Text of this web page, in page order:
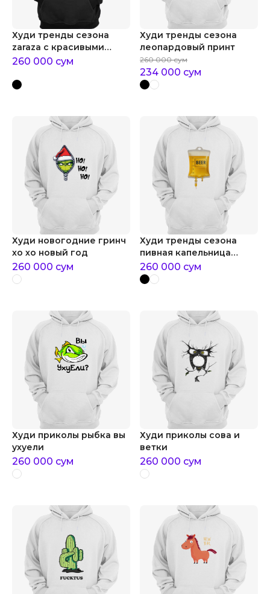
Худи тренды сезона
zaraza с красивыми
глазами
260 000 сум
Худи тренды сезона
леопардовый принт
260 000 сум
234 000 сум
Худи новогодние гринч
хо хо новый год
260 000 сум
Худи тренды сезона
пивная капельница
прикол
260 000 сум
Худи приколы рыбка вы
ухуели
260 000 сум
Худи приколы сова и
ветки
260 000 сум